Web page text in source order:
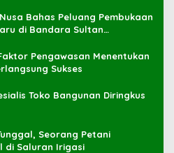
Bahas Peluang Pembukaan
di Bandara Sultan
Pengawasan Menentukan
Sukses
Toko Bangunan Diringkus
Seorang Petani
di Saluran Irigasi